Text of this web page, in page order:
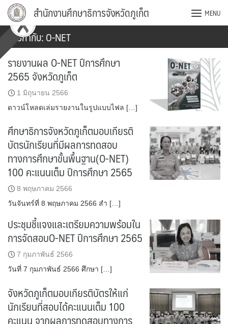
Skip
content
สำนักงานศึกษาธิการจังหวัดภูเก็ต MENU
ป้ายกำกับ:O-NET
รายงานผล O-NET ปีการศึกษา
2565 จังหวัดภูเก็ต
1 มิถุนายน 2566
ดาวน์โหลดเล่มรายงานในรูปแบบไฟล […]
ศึกษาธิการจังหวัดภูเก็ตมอบเกียรติ
บัตรนักเรียนที่มีผลการทดสอบ
ทางการศึกษาขั้นพื้นฐาน(O-NET)
100 คะแนนเต็ม ปีการศึกษา 2565
8 พฤษภาคม 2566
วันจันทร์ที่ 8 พฤษภาคม 2566 สำ […]
ประชุมชี้แจงและเตรียมความพร้อมใน
การจัดสอบO-NET ปีการศึกษา 2565
7 กุมภาพันธ์ 2566
วันที่ 7 กุมภาพันธ์ 2566 ศึกษา […]
จังหวัดภูเก็ตมอบเกียรติบัตรให้แก่
นักเรียนที่สอบได้คะแนนเต็ม 100
คะแนน จากผลการทดสอบทางการ